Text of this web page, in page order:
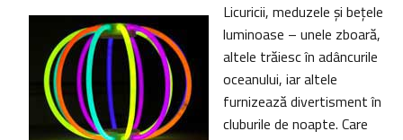
Licuricii, meduzele şi beţele
luminoase – unele zboară,
altele trăiesc în adâncurile
oceanului, iar altele
furnizează divertisment în
cluburile de noapte. Care